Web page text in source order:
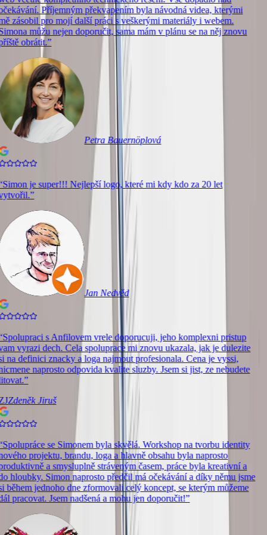
Příjemným překvapením byla návodná videa, kterými
zásobil pro mojí další práci s veškerými materiály i webem.
můžu nejen doporučit, sama mám v plánu se na něj znovu
obrátit.”
Petra Bauernöplová
Simon je super!!! Nejlepší logo, které mi kdy kdo za 20 let
”
Jan Nedvěd
Spolupraci s Anfilovem vrele doporucuji, jeho komplexni pristup
vyrazi dech. Cela spoluprace mi znovu ukazala, jak je dulezite
na definici znacky a loga najmout profesionala. Cena je vyssi,
naprosto odpovida kvalite sluzby. Jsem si jist, ze nebudete
”
Zdeněk Jiruš
Spolupráce se Simonem byla skvělá. Workshop na tvorbu identity
projektu, brandu, loga a hlavně obsahu byla naprosto
a smysluplně stráveným časem, práce byla kreativní a
hloubky. Simon naprosto předčil má očekávání a díky němu jsme
během jednoho dne zformovali celý koncept, se kterým můžeme
pracovat. Jsem nadšená a mohu jen doporučit!”